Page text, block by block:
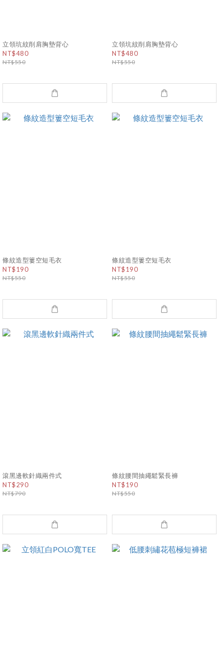
立領坑紋削肩胸墊背心
NT$480
NT$550
立領坑紋削肩胸墊背心
NT$480
NT$550
條紋造型簍空短毛衣
NT$190
NT$550
條紋造型簍空短毛衣
NT$190
NT$550
滾黑邊軟針織兩件式
NT$290
NT$790
條紋腰間抽繩鬆緊長褲
NT$190
NT$550